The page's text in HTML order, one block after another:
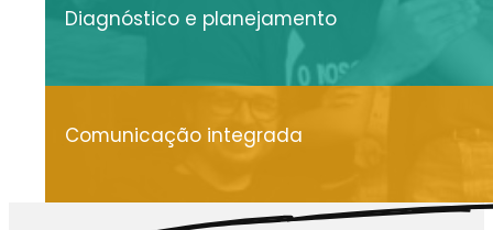
Diagnóstico e planejamento
Comunicação integrada